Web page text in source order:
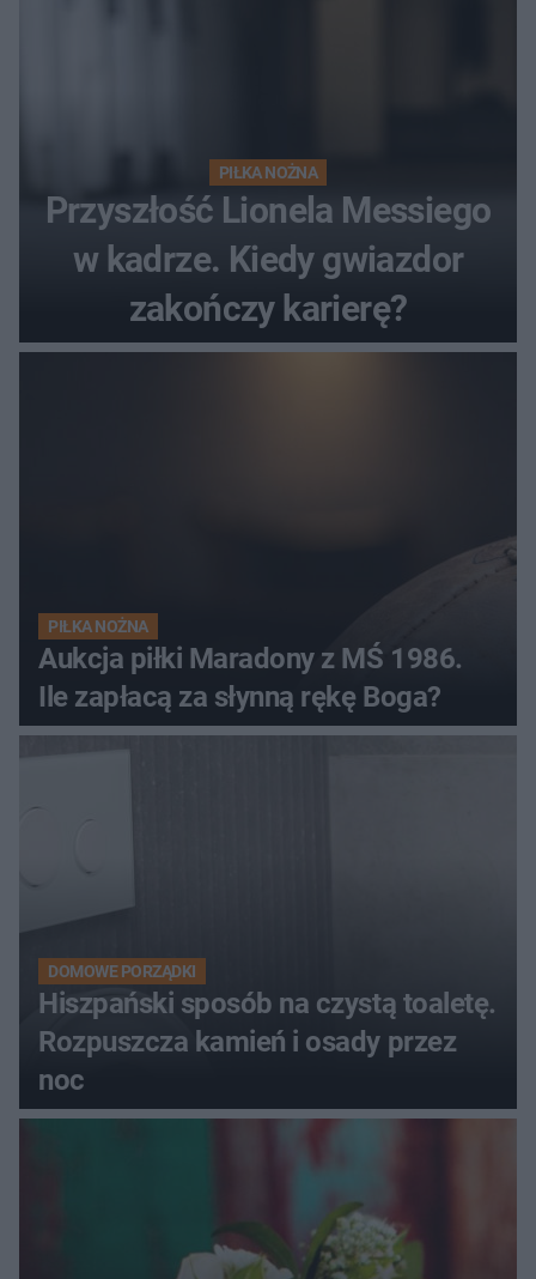
PIŁKA NOŻNA
Przyszłość Lionela Messiego
w kadrze. Kiedy gwiazdor
zakończy karierę?
PIŁKA NOŻNA
Aukcja piłki Maradony z MŚ 1986.
Ile zapłacą za słynną rękę Boga?
DOMOWE PORZĄDKI
Hiszpański sposób na czystą toaletę.
Rozpuszcza kamień i osady przez
noc